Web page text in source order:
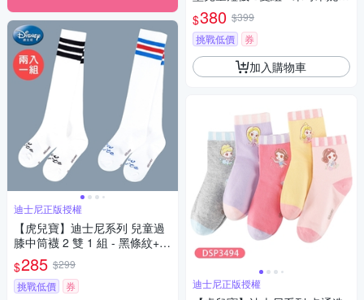
迪士尼正版授權
【虎兒寶】迪士尼系列 兒童過
膝中筒襪 2 雙 1 組 - 黑條紋+紅
藍 童襪 ( DSP3470)
$285 $299
挑戰低價
券
紅 童襪 ( SM33203 )
$380 $399
挑戰低價
券
加入購物車
迪士尼正版授權